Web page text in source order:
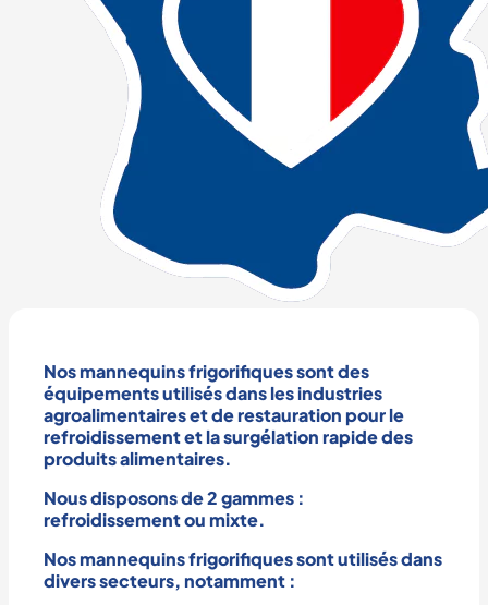
Nosmannequins frigorifiquessont des
équipements utilisés dans lesindustries
agroalimentaireset derestaurationpour le
refroidissementet lasurgélationrapide des
produits alimentaires.
Nous disposons de 2 gammes :
refroidissement ou mixte.
Nosmannequins frigorifiquessont utilisés dans
divers secteurs, notamment :